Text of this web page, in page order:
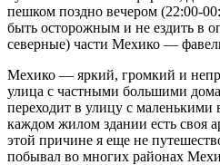
пешком поздно вечером (22:00-
быть осторожным и не ездить в
северные) части Мехико —
Мехико — яркий, громкий и
улица с частными большими
переходит в улицу с
каждом жилом здании есть своя
этой причине я еще не
побывал во многих районах